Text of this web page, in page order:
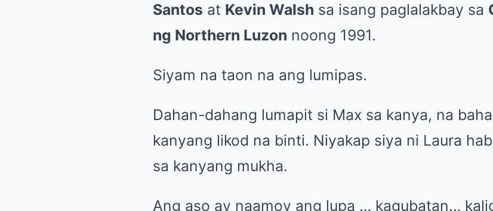
Santos at Kevin Walsh sa isang paglalakbay sa
ng Northern Luzon noong 1991.
Siyam na taon na ang lumipas.
Dahan-dahang lumapit si Max sa kanya, na
kanyang likod na binti. Niyakap siya ni Laura
sa kanyang mukha.
Ang aso ay naamoy ang lupa … kagubatan…